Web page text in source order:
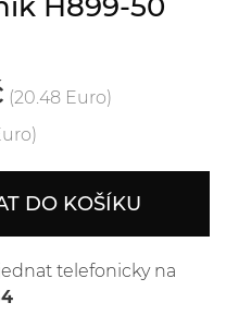
(20.48 Euro)
DO KOŠÍKU
telefonicky na